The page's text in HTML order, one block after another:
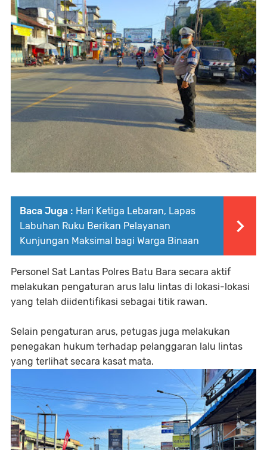
Baca Juga : Hari Ketiga Lebaran, Lapas
Labuhan Ruku Berikan Pelayanan
Kunjungan Maksimal bagi Warga Binaan
Personel Sat Lantas Polres Batu Bara secara aktif
melakukan pengaturan arus lalu lintas di lokasi-lokasi
yang telah diidentifikasi sebagai titik rawan.
Selain pengaturan arus, petugas juga melakukan
penegakan hukum terhadap pelanggaran lalu lintas
yang terlihat secara kasat mata.